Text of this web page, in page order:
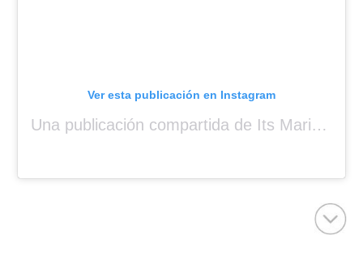
Ver esta publicación en Instagram
Una publicación compartida de Its Mariah Baby (@mariahangeliq)